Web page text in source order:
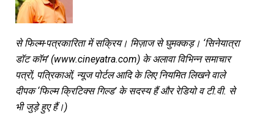
से फिल्म-पत्रकारिता में सक्रिय। मिज़ाज से घुमक्कड़। ‘सिनेयात्रा
डॉट कॉम’ (www.cineyatra.com) के अलावा विभिन्न समाचार
पत्रों, पत्रिकाओं, न्यूज पोर्टल आदि के लिए नियमित लिखने वाले
दीपक ‘फिल्म क्रिटिक्स गिल्ड’ के सदस्य हैं और रेडियो व टी.वी. से
भी जुड़े हुए हैं।)